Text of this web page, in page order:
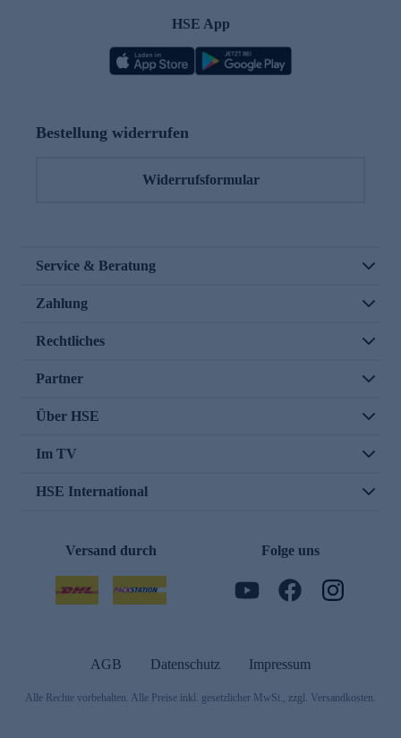
HSE App
Bestellung widerrufen
Widerrufsformular
Service & Beratung
Zahlung
Rechtliches
Partner
Über HSE
Im TV
HSE International
Versand durch Folge uns
AGB Datenschutz Impressum
Alle Rechte vorbehalten. Alle Preise inkl. gesetzlicher MwSt., zzgl. Versandkosten.